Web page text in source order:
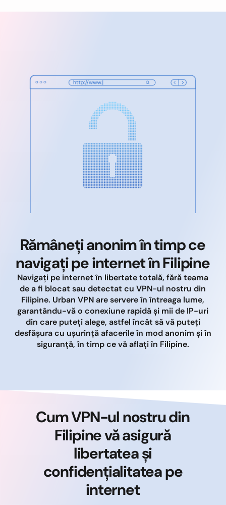
Rămâneți anonim în timp ce
navigați pe internet în Filipine
Navigați pe internet în libertate totală, fără teama
de a fi blocat sau detectat cu VPN-ul nostru din
Filipine. Urban VPN are servere în întreaga lume,
garantându-vă o conexiune rapidă și mii de IP-uri
din care puteți alege, astfel încât să vă puteți
desfășura cu ușurință afacerile în mod anonim și în
siguranță, în timp ce vă aflați în Filipine.
Cum VPN-ul nostru din
Filipine vă asigură
libertatea și
confidențialitatea pe
internet